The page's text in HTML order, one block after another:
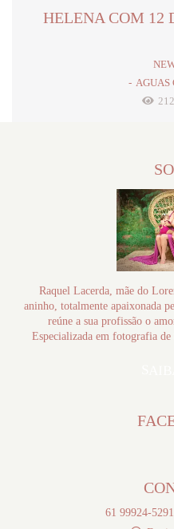
HELENA COM 12
AGUAS
Raquel Lacerda, mãe do
aninho, totalmente apaixonada
reúne a sua profissão o
Especializada em fotografia de
61 99924-